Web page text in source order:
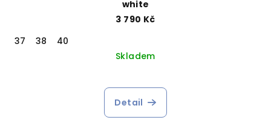
white
3 790 Kč
37
38
40
Skladem
Detail